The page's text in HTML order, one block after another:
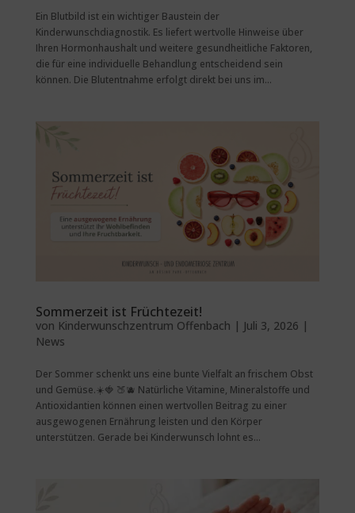
Ein Blutbild ist ein wichtiger Baustein der
Kinderwunschdiagnostik. Es liefert wertvolle Hinweise über
Ihren Hormonhaushalt und weitere gesundheitliche Faktoren,
die für eine individuelle Behandlung entscheidend sein
können. Die Blutentnahme erfolgt direkt bei uns im...
Sommerzeit ist Früchtezeit!
von Kinderwunschzentrum Offenbach | Juli 3, 2026 |
News
Der Sommer schenkt uns eine bunte Vielfalt an frischem Obst
und Gemüse.☀️🍓 🍑🫐 Natürliche Vitamine, Mineralstoffe und
Antioxidantien können einen wertvollen Beitrag zu einer
ausgewogenen Ernährung leisten und den Körper
unterstützen. Gerade bei Kinderwunsch lohnt es...